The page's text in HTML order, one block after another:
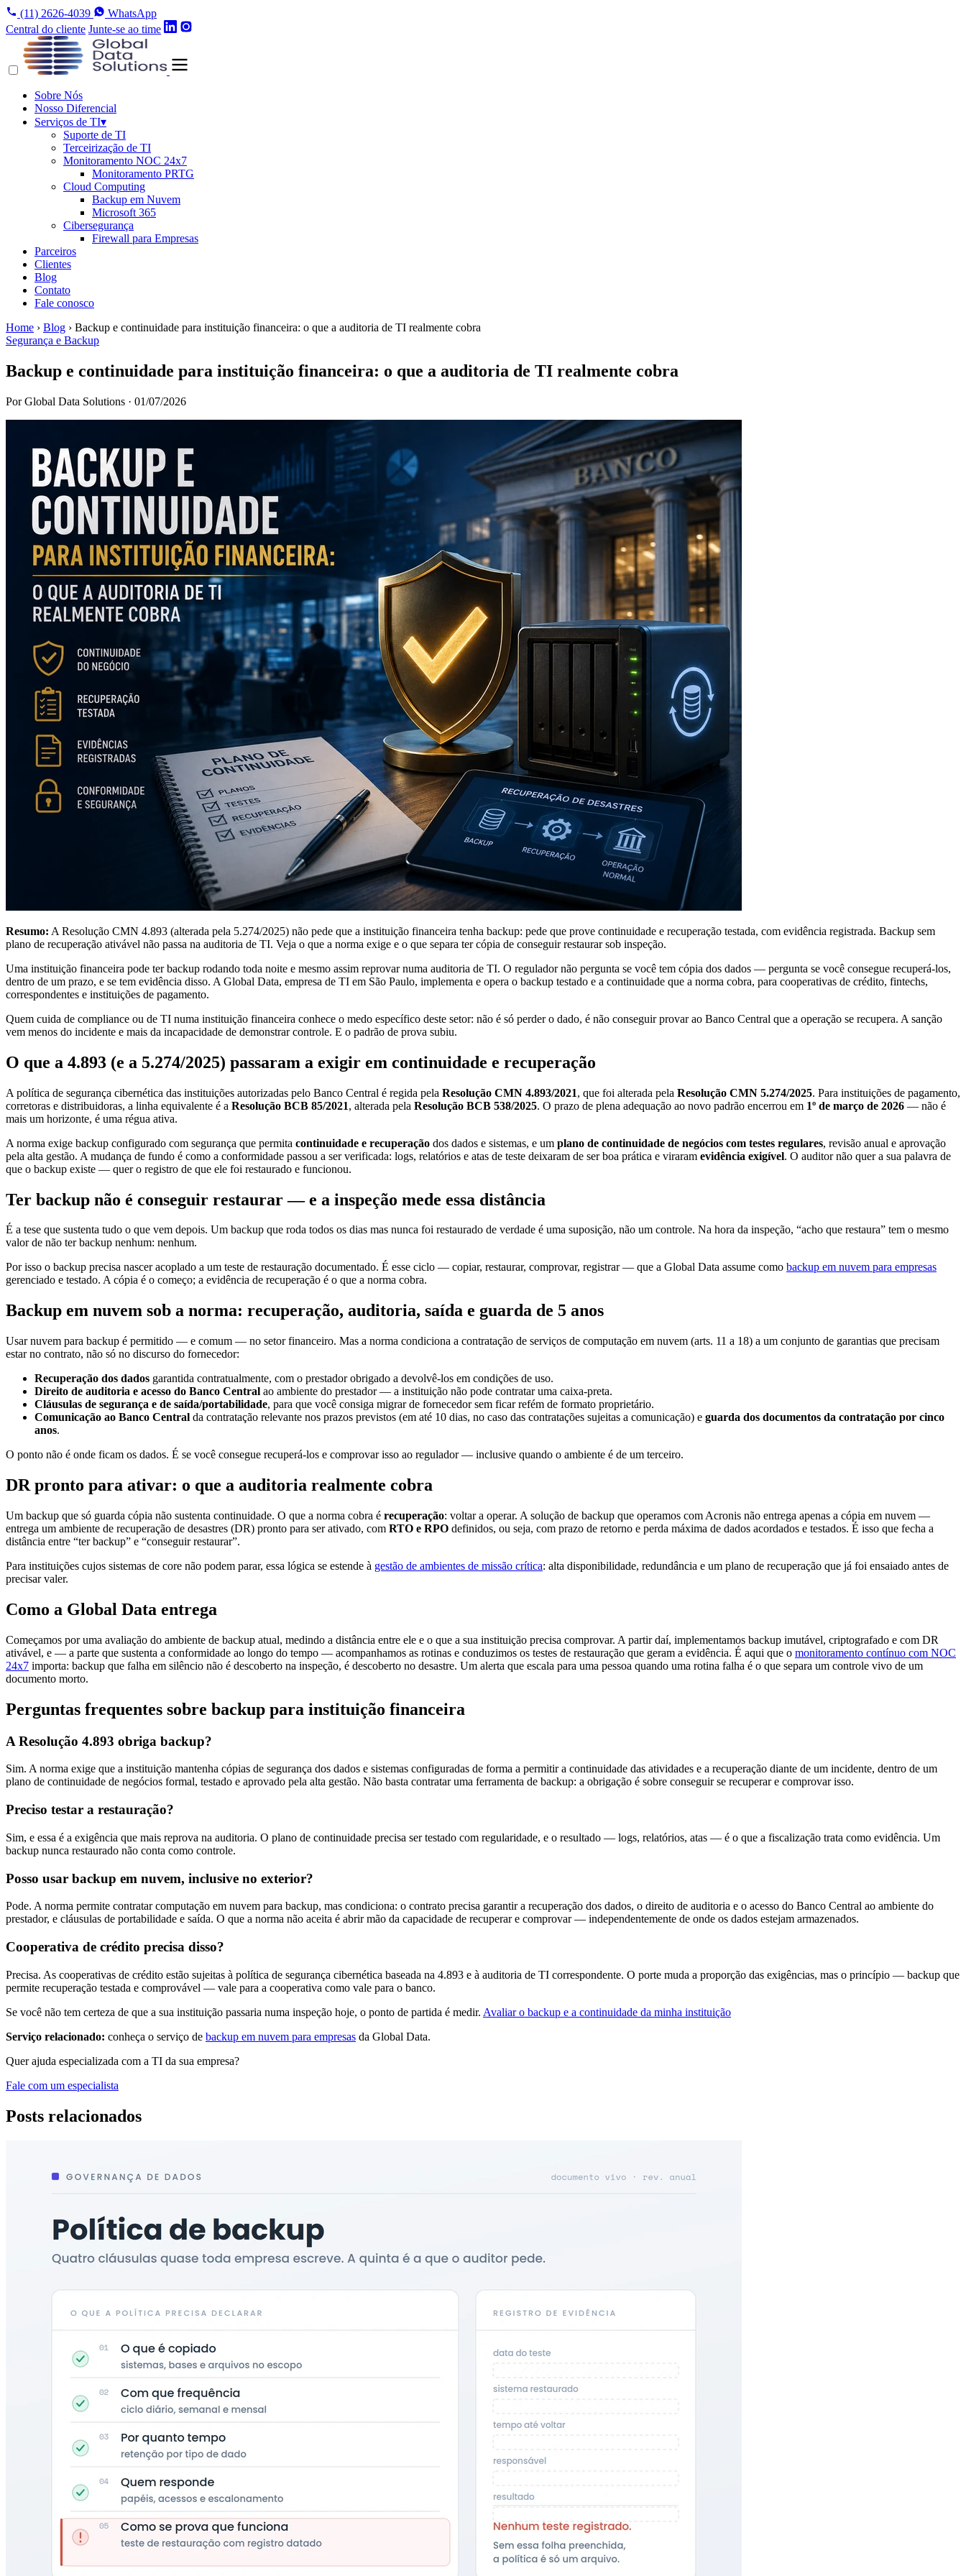
(11) 2626-4039
WhatsApp
Central do cliente Junte-se ao time
Sobre Nós
Nosso Diferencial
Serviços de TI▾
Suporte de TI
Terceirização de TI
Monitoramento NOC 24x7
Monitoramento PRTG
Cloud Computing
Backup em Nuvem
Microsoft 365
Cibersegurança
Firewall para Empresas
Parceiros
Clientes
Blog
Contato
Fale conosco
Home › Blog › Backup e continuidade para instituição financeira: o que a auditoria de TI realmente cobra
Segurança e Backup
Backup e continuidade para instituição financeira: o que a auditoria de TI realmente cobra
Por Global Data Solutions · 01/07/2026
Resumo: A Resolução CMN 4.893 (alterada pela 5.274/2025) não pede que a instituição financeira tenha backup: pede que prove continuidade e recuperação testada, com evidência registrada. Backup sem
plano de recuperação ativável não passa na auditoria de TI. Veja o que a norma exige e o que separa ter cópia de conseguir restaurar sob inspeção.
Uma instituição financeira pode ter backup rodando toda noite e mesmo assim reprovar numa auditoria de TI. O regulador não pergunta se você tem cópia dos dados — pergunta se você consegue recuperá-los,
dentro de um prazo, e se tem evidência disso. A Global Data, empresa de TI em São Paulo, implementa e opera o backup testado e a continuidade que a norma cobra, para cooperativas de crédito, fintechs,
correspondentes e instituições de pagamento.
Quem cuida de compliance ou de TI numa instituição financeira conhece o medo específico deste setor: não é só perder o dado, é não conseguir provar ao Banco Central que a operação se recupera. A sanção
vem menos do incidente e mais da incapacidade de demonstrar controle. E o padrão de prova subiu.
O que a 4.893 (e a 5.274/2025) passaram a exigir em continuidade e recuperação
A política de segurança cibernética das instituições autorizadas pelo Banco Central é regida pela Resolução CMN 4.893/2021, que foi alterada pela Resolução CMN 5.274/2025. Para instituições de pagamento,
corretoras e distribuidoras, a linha equivalente é a Resolução BCB 85/2021, alterada pela Resolução BCB 538/2025. O prazo de plena adequação ao novo padrão encerrou em 1º de março de 2026 — não é
mais um horizonte, é uma régua ativa.
A norma exige backup configurado com segurança que permita continuidade e recuperação dos dados e sistemas, e um plano de continuidade de negócios com testes regulares, revisão anual e aprovação
pela alta gestão. A mudança de fundo é como a conformidade passou a ser verificada: logs, relatórios e atas de teste deixaram de ser boa prática e viraram evidência exigível. O auditor não quer a sua palavra de
que o backup existe — quer o registro de que ele foi restaurado e funcionou.
Ter backup não é conseguir restaurar — e a inspeção mede essa distância
É a tese que sustenta tudo o que vem depois. Um backup que roda todos os dias mas nunca foi restaurado de verdade é uma suposição, não um controle. Na hora da inspeção, “acho que restaura” tem o mesmo
valor de não ter backup nenhum: nenhum.
Por isso o backup precisa nascer acoplado a um teste de restauração documentado. É esse ciclo — copiar, restaurar, comprovar, registrar — que a Global Data assume como backup em nuvem para empresas
gerenciado e testado. A cópia é o começo; a evidência de recuperação é o que a norma cobra.
Backup em nuvem sob a norma: recuperação, auditoria, saída e guarda de 5 anos
Usar nuvem para backup é permitido — e comum — no setor financeiro. Mas a norma condiciona a contratação de serviços de computação em nuvem (arts. 11 a 18) a um conjunto de garantias que precisam
estar no contrato, não só no discurso do fornecedor:
Recuperação dos dados garantida contratualmente, com o prestador obrigado a devolvê-los em condições de uso.
Direito de auditoria e acesso do Banco Central ao ambiente do prestador — a instituição não pode contratar uma caixa-preta.
Cláusulas de segurança e de saída/portabilidade, para que você consiga migrar de fornecedor sem ficar refém de formato proprietário.
Comunicação ao Banco Central da contratação relevante nos prazos previstos (em até 10 dias, no caso das contratações sujeitas a comunicação) e guarda dos documentos da contratação por cinco
anos.
O ponto não é onde ficam os dados. É se você consegue recuperá-los e comprovar isso ao regulador — inclusive quando o ambiente é de um terceiro.
DR pronto para ativar: o que a auditoria realmente cobra
Um backup que só guarda cópia não sustenta continuidade. O que a norma cobra é recuperação: voltar a operar. A solução de backup que operamos com Acronis não entrega apenas a cópia em nuvem —
entrega um ambiente de recuperação de desastres (DR) pronto para ser ativado, com RTO e RPO definidos, ou seja, com prazo de retorno e perda máxima de dados acordados e testados. É isso que fecha a
distância entre “ter backup” e “conseguir restaurar”.
Para instituições cujos sistemas de core não podem parar, essa lógica se estende à gestão de ambientes de missão crítica: alta disponibilidade, redundância e um plano de recuperação que já foi ensaiado antes de
precisar valer.
Como a Global Data entrega
Começamos por uma avaliação do ambiente de backup atual, medindo a distância entre ele e o que a sua instituição precisa comprovar. A partir daí, implementamos backup imutável, criptografado e com DR
ativável, e — a parte que sustenta a conformidade ao longo do tempo — acompanhamos as rotinas e conduzimos os testes de restauração que geram a evidência. É aqui que o monitoramento contínuo com NOC
24x7 importa: backup que falha em silêncio não é descoberto na inspeção, é descoberto no desastre. Um alerta que escala para uma pessoa quando uma rotina falha é o que separa um controle vivo de um
documento morto.
Perguntas frequentes sobre backup para instituição financeira
A Resolução 4.893 obriga backup?
Sim. A norma exige que a instituição mantenha cópias de segurança dos dados e sistemas configuradas de forma a permitir a continuidade das atividades e a recuperação diante de um incidente, dentro de um
plano de continuidade de negócios formal, testado e aprovado pela alta gestão. Não basta contratar uma ferramenta de backup: a obrigação é sobre conseguir se recuperar e comprovar isso.
Preciso testar a restauração?
Sim, e essa é a exigência que mais reprova na auditoria. O plano de continuidade precisa ser testado com regularidade, e o resultado — logs, relatórios, atas — é o que a fiscalização trata como evidência. Um
backup nunca restaurado não conta como controle.
Posso usar backup em nuvem, inclusive no exterior?
Pode. A norma permite contratar computação em nuvem para backup, mas condiciona: o contrato precisa garantir a recuperação dos dados, o direito de auditoria e o acesso do Banco Central ao ambiente do
prestador, e cláusulas de portabilidade e saída. O que a norma não aceita é abrir mão da capacidade de recuperar e comprovar — independentemente de onde os dados estejam armazenados.
Cooperativa de crédito precisa disso?
Precisa. As cooperativas de crédito estão sujeitas à política de segurança cibernética baseada na 4.893 e à auditoria de TI correspondente. O porte muda a proporção das exigências, mas o princípio — backup que
permite recuperação testada e comprovável — vale para a cooperativa como vale para o banco.
Se você não tem certeza de que a sua instituição passaria numa inspeção hoje, o ponto de partida é medir. Avaliar o backup e a continuidade da minha instituição
Serviço relacionado: conheça o serviço de backup em nuvem para empresas da Global Data.
Quer ajuda especializada com a TI da sua empresa?
Fale com um especialista
Posts relacionados